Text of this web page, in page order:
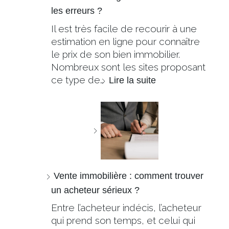
les erreurs ?
Il est très facile de recourir à une
estimation en ligne pour connaître
le prix de son bien immobilier.
Nombreux sont les sites proposant
ce type de… Lire la suite
Vente immobilière : comment trouver
un acheteur sérieux ?
Entre l’acheteur indécis, l’acheteur
qui prend son temps, et celui qui